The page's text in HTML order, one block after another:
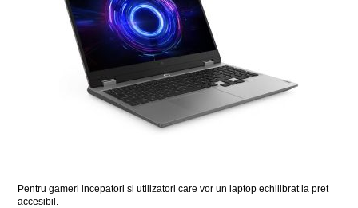
Pentru gameri incepatori si utilizatori care vor un laptop echilibrat la pret
accesibil.